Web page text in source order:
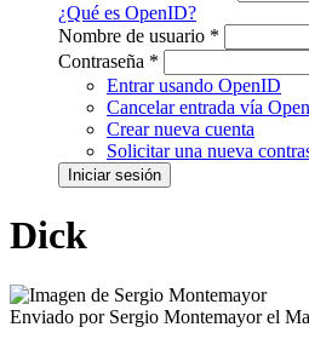
¿Qué es OpenID?
Nombre de usuario *
Contraseña *
Entrar usando OpenID
Cancelar entrada vía
Crear nueva cuenta
Solicitar una nueva
Dick
Enviado por Sergio Montemayorel